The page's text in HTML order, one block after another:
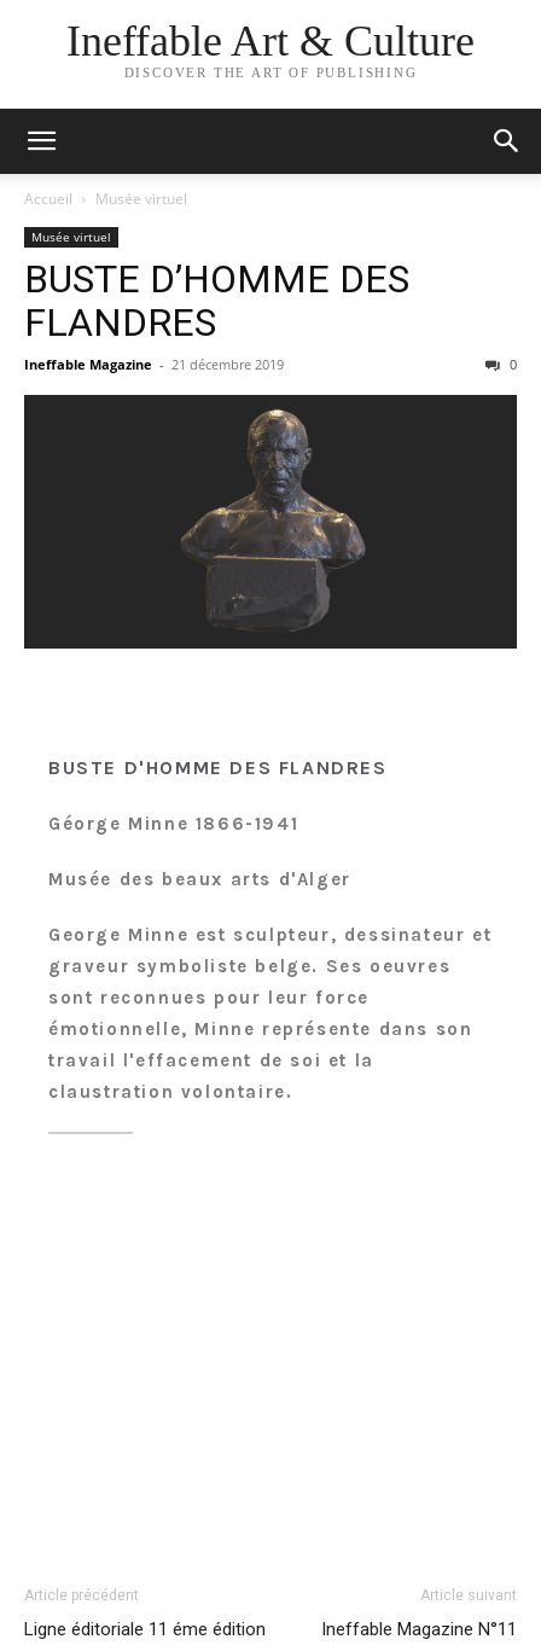
Ineffable Art & Culture
DISCOVER THE ART OF PUBLISHING
Accueil Musée virtuel
Musée virtuel
BUSTE D’HOMME DES
FLANDRES​
Ineffable Magazine - 21 décembre 2019 0
BUSTE D'HOMME DES FLANDRES​
Géorge Minne 1866-1941
Musée des beaux arts d'Alger
George Minne est sculpteur, dessinateur et
graveur symboliste belge. Ses oeuvres
sont reconnues pour leur force
émotionnelle, Minne représente dans son
travail l'effacement de soi et la
claustration volontaire.
Article précédent
Ligne éditoriale 11 éme édition
Article suivant
Ineffable Magazine N°11